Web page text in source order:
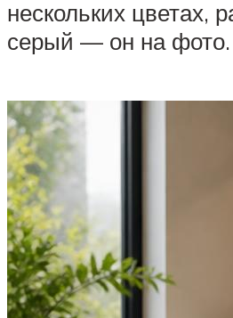
нескольких цветах,
серый — он на фото.